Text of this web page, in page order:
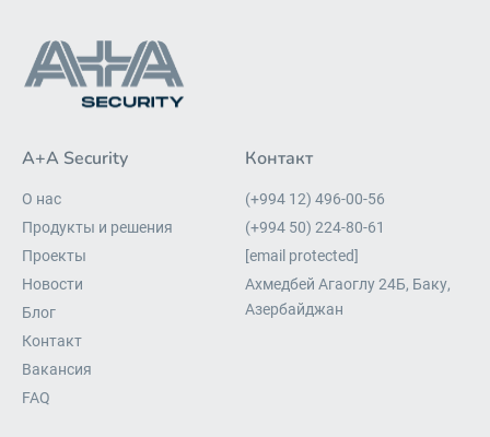
A+A Security
О нас
Продукты и решения
Проекты
Новости
Блог
Контакт
Вакансия
FAQ
Контакт
(+994 12) 496-00-56
(+994 50) 224-80-61
[email protected]
Ахмедбей Агаоглу 24Б, Баку,
Азербайджан